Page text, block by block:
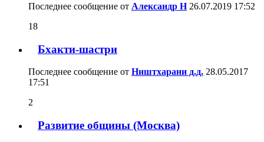
Последнее сообщение от Александр Н26.07.2019 17:52
18
Бхакти-шастри
Последнее сообщение от Ништхарани д.д. 28.05.2017
17:51
2
Развитие общины (Москва)